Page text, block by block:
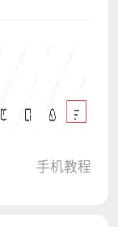
手机教程